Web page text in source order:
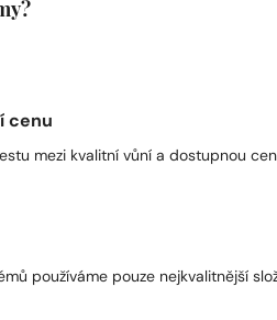
cenu
mezi kvalitní vůní a dostupnou
používáme pouze nejkvalitnější